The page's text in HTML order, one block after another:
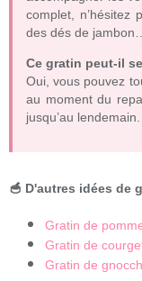
complet,
des dés de
Ce gratin peut-il
Oui, vous pouvez
au moment du
jusqu’au lendemain.
🥣 D'autres idées de
Gratin de
Gratin de
Gratin de